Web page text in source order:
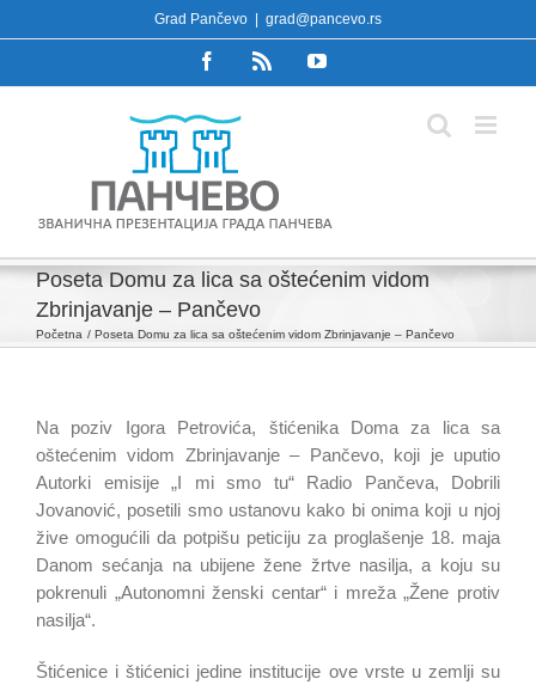
to
Grad Pančevo grad@pancevo.rs
FacebookRss YouTube
Poseta Domu za lica sa oštećenim vidom
Zbrinjavanje – Pančevo
Početna Poseta Domu za lica sa oštećenim vidom Zbrinjavanje – Pančevo
Na poziv Igora Petrovića, štićenika Doma za lica sa
oštećenim vidom Zbrinjavanje – Pančevo, koji je uputio
Autorki emisije „I mi smo tu“ Radio Pančeva, Dobrili
Jovanović, posetili smo ustanovu kako bi onima koji u njoj
žive omogućili da potpišu peticiju za proglašenje 18. maja
Danom sećanja na ubijene žene žrtve nasilja, a koju su
pokrenuli „Autonomni ženski centar“ i mreža „Žene protiv
nasilja“.
Štićenice i štićenici jedine institucije ove vrste u zemlji su